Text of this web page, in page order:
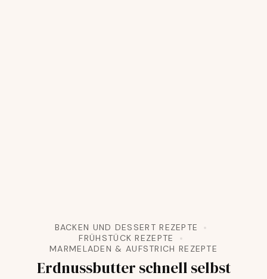
BACKEN UND DESSERT REZEPTE
FRÜHSTÜCK REZEPTE
MARMELADEN & AUFSTRICH REZEPTE
Erdnussbutter schnell selbst